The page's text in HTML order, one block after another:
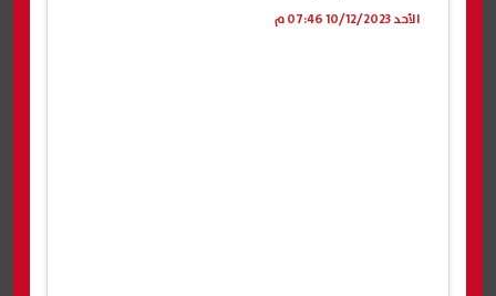
الأحد 10/12/2023 07:46 م